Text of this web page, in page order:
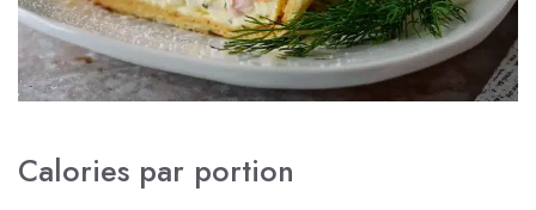
Calories par portion